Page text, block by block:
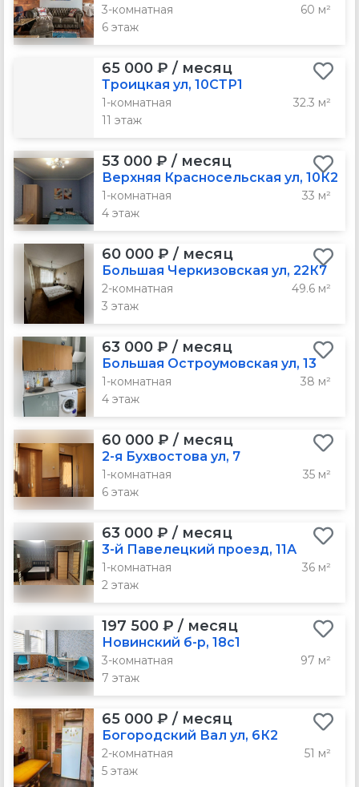
3-комнатная
60 м²
6 этаж
65 000 ₽ / месяц
Троицкая ул, 10СТР1
1-комнатная
32.3 м²
11 этаж
53 000 ₽ / месяц
Верхняя Красносельская ул, 10К2
1-комнатная
33 м²
4 этаж
60 000 ₽ / месяц
Большая Черкизовская ул, 22К7
2-комнатная
49.6 м²
3 этаж
63 000 ₽ / месяц
Большая Остроумовская ул, 13
1-комнатная
38 м²
4 этаж
60 000 ₽ / месяц
2-я Бухвостова ул, 7
1-комнатная
35 м²
6 этаж
63 000 ₽ / месяц
3-й Павелецкий проезд, 11А
1-комнатная
36 м²
2 этаж
197 500 ₽ / месяц
Новинский б-р, 18с1
3-комнатная
97 м²
7 этаж
65 000 ₽ / месяц
Богородский Вал ул, 6К2
2-комнатная
51 м²
5 этаж